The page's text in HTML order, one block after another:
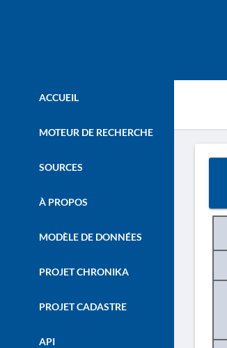
ACCUEIL
MOTEUR DE RECHERCHE
SOURCES
À PROPOS
MODÈLE DE DONNÉES
PROJET CHRONIKA
PROJET CADASTRE
API